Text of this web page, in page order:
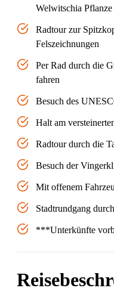
Welwitschia Pflanze
Radtour zur
Felszeichnungen
Per Rad durch die
fahren
Besuch des
Halt am
Radtour durch die
Besuch der
Mit offenem
Stadtrundgang
***Unterkünfte